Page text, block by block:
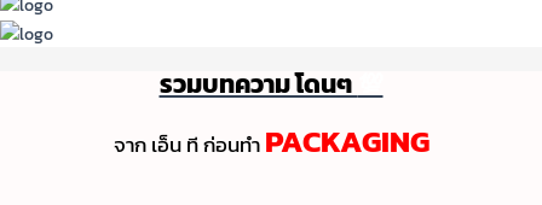
รวมบทความ โดนๆ
จาก เอ็น ที ก่อนทํา PACKAGING